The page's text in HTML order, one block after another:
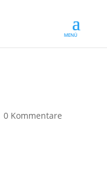
0 Kommentare